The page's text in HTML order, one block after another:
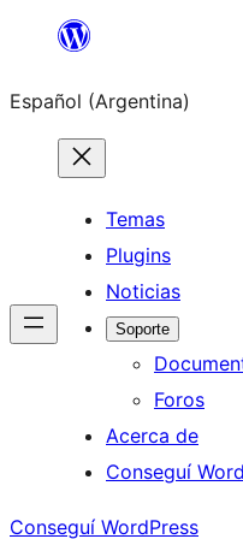
Saltar
contenido
Español (Argentina)
Temas
Plugins
Noticias
Soporte
Foros
Acerca de
Conseguí
Conseguí WordPress